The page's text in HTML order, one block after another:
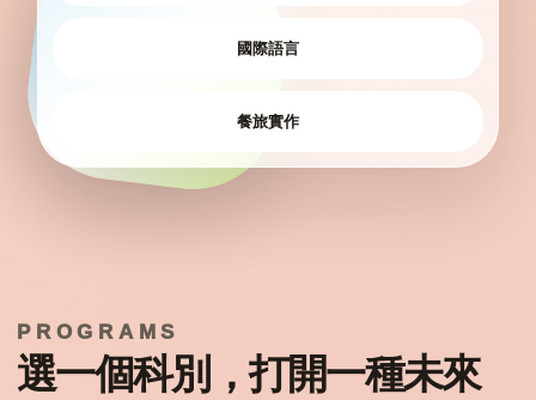
國際語言
餐旅實作
PROGRAMS
選一個科別，打開一種未來